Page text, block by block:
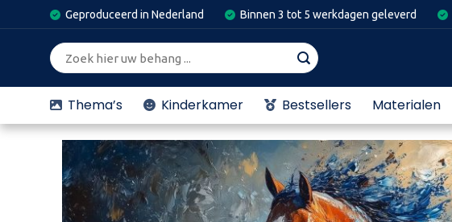
to
Geproduceerd in Nederland Binnen 3 tot 5 werkdagen geleverd
Zoeken
naar:
Thema’s Kinderkamer Bestsellers Materialen